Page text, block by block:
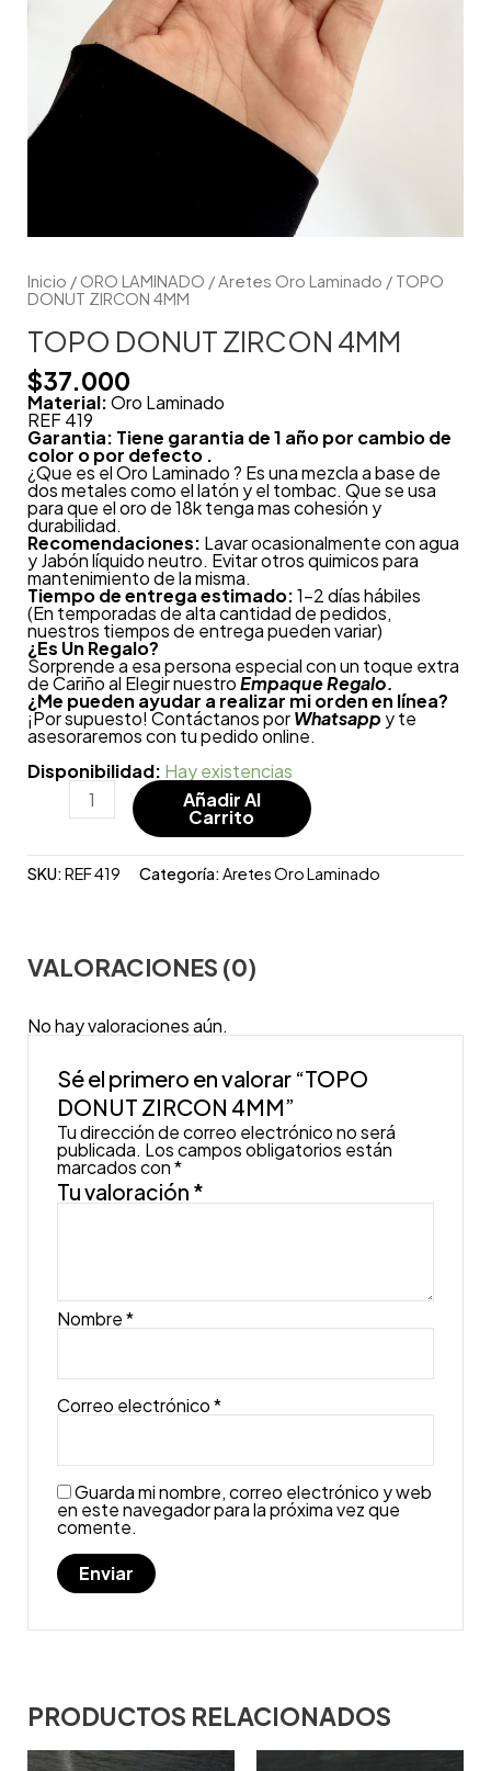
Inicio / ORO LAMINADO /Aretes Oro Laminado / TOPO
DONUT ZIRCON 4MM
TOPO DONUT ZIRCON 4MM
$37.000
Material:Oro Laminado
REF 419
Garantia: Tiene garantia de 1 año por cambio de
color o por defecto .
¿Que es el Oro Laminado ? Es una mezcla a base de
dos metales como el latón y el tombac. Que se usa
para que el oro de 18k tenga mas cohesión y
durabilidad.
Recomendaciones: Lavar ocasionalmente con agua
y Jabón líquido neutro. Evitar otros quimicos para
mantenimiento de la misma.
Tiempo de entrega estimado:1-2 días hábiles
(En temporadas de alta cantidad de pedidos,
nuestros tiempos de entrega pueden variar)
¿Es Un Regalo?
Sorprende a esa persona especial con un toque extra
de Cariño al Elegir nuestroEmpaque Regalo.
¿Me pueden ayudar a realizar mi orden en línea?
¡Por supuesto! Contáctanos porWhatsapp y te
asesoraremos con tu pedido online.
Disponibilidad: Hay existencias
Añadir Al
Carrito
SKU:REF 419 Categoría: Aretes Oro Laminado
VALORACIONES (0)
No hay valoraciones aún.
Sé el primero en valorar “TOPO
DONUT ZIRCON 4MM”
Tu dirección de correo electrónico no será
publicada. Los campos obligatorios están
marcados con*
Tu valoración *
Nombre*
Correo electrónico*
Guarda mi nombre, correo electrónico y web
en este navegador para la próxima vez que
comente.
PRODUCTOS RELACIONADOS